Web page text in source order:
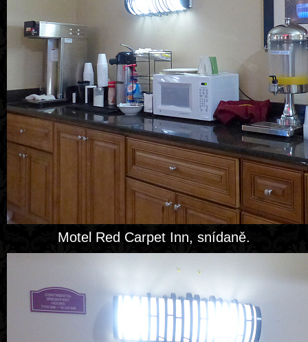
Motel Red Carpet Inn, snídaně.